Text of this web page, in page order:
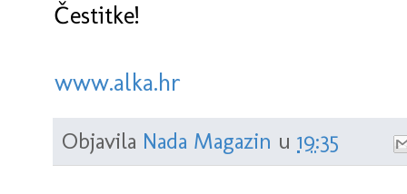
Čestitke!
www.alka.hr
Objavila Nada Magazin u 19:35